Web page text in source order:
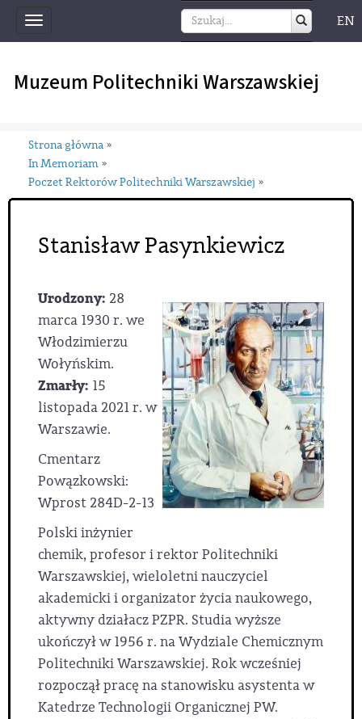
Toggle
navigation
EN
Muzeum Politechniki Warszawskiej
Strona główna »
In Memoriam »
Poczet Rektorów Politechniki Warszawskiej »
Stanisław Pasynkiewicz
Urodzony: 28
marca 1930 r. we
Włodzimierzu
Wołyńskim.
Zmarły: 15
listopada 2021 r. w
Warszawie.
Cmentarz
Powązkowski:
Wprost 284D-2-13
Polski inżynier
chemik, profesor i rektor Politechniki
Warszawskiej, wieloletni nauczyciel
akademicki i organizator życia naukowego,
aktywny działacz PZPR. Studia wyższe
ukończył w 1956 r. na Wydziale Chemicznym
Politechniki Warszawskiej. Rok wcześniej
rozpoczął pracę na stanowisku asystenta w
Katedrze Technologii Organicznej PW.